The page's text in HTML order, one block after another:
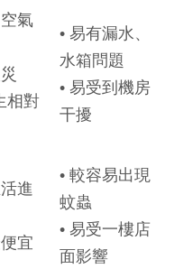
氣
相對
• 易有漏水、
水箱問題
• 易受到機房
干擾
進
宜
• 較容易出現
蚊蟲
• 易受一樓店
面影響